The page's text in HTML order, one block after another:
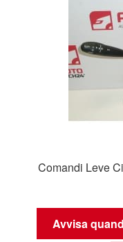
Comandi Leve
Avvisa